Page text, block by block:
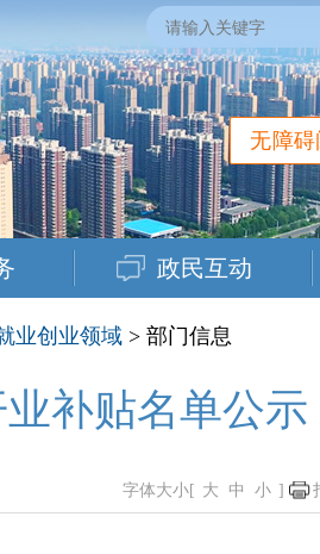
无障碍
政民互动
业创业领域 > 部门信息
补贴名单公示
字体大小[ 大 中 小 ]